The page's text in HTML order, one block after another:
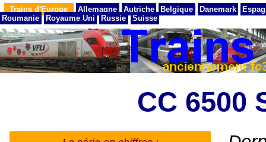
Trains d'Europe Allemagne Autriche Belgique Danemark
Roumanie
Royaume Uni Russie Suisse
CC 6500